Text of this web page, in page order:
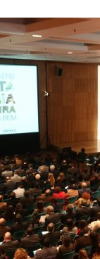
recebe
de
devido a
do